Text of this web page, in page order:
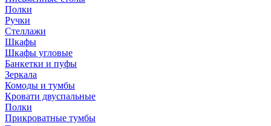
Полки
Ручки
Стеллажи
Шкафы
Шкафы угловые
Банкетки и пуфы
Зеркала
Комоды и тумбы
Кровати двуспальные
Полки
Прикроватные тумбы